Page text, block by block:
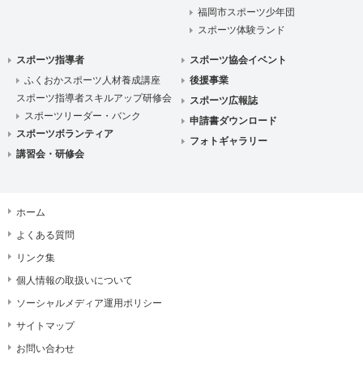
福岡市スポーツ少年団
スポーツ体験ランド
スポーツ指導者
ふくおかスポーツ人材養成講座
スポーツ指導者スキルアップ研修会
スポーツリーダー・バンク
スポーツボランティア
講習会・研修会
スポーツ協会イベント
後援事業
スポーツ広報誌
申請書ダウンロード
フォトギャラリー
ホーム
よくある質問
リンク集
個人情報の取扱いについて
ソーシャルメディア運用ポリシー
サイトマップ
お問い合わせ